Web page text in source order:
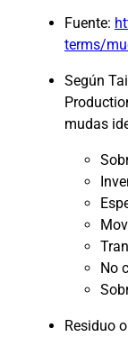
Fuente:
terms/
Según
mudas
No
Residuo